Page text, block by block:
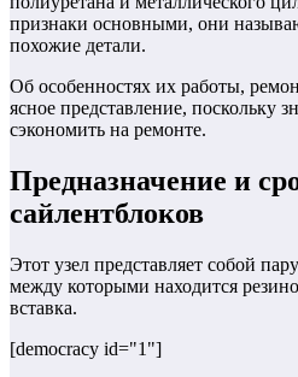
признаки основными, они
похожие детали.
Об особенностях их работы,
ясное представление, поскольку
сэкономить на ремонте.
Предназначение и
сайлентблоков
Этот узел представляет собой
между которыми находится
вставка.
[democracy id="1"]